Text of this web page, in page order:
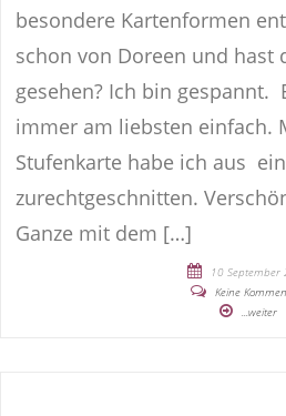
besondere Kartenformen
schon von Doreen und hast
gesehen? Ich bin gespannt.
immer am liebsten einfach.
Stufenkarte habe ich aus
zurechtgeschnitten.
Ganze mit dem […]
10 September
Keine
...weiter